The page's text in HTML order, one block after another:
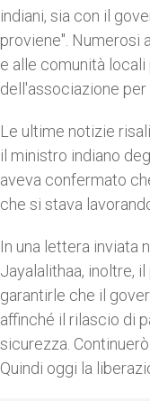
indiani, sia con il
proviene". Numerosi
e alle comunità
dell'associazione per
Le ultime notizie
il ministro indiano
aveva confermato
che si stava
In una lettera inviata
Jayalalithaa, inoltre,
garantirle che il
affinché il rilascio di
sicurezza.
Quindi oggi la